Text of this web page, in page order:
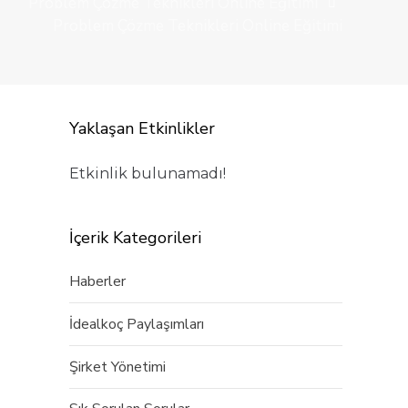
Yaklaşan Etkinlikler
Etkinlik bulunamadı!
İçerik Kategorileri
Haberler
İdealkoç Paylaşımları
Şirket Yönetimi